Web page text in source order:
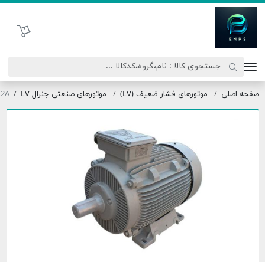
سبد خرید
اصلی موتورهای فشار ضعیف (LV) موتورهای صنعتی جنرال LV